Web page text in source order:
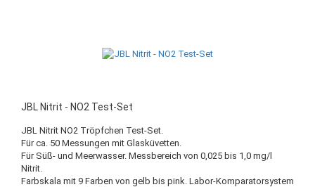
JBL Nitrit - NO2 Test-Set
JBL Nitrit NO2 Tröpfchen Test-Set.
Für ca. 50 Messungen mit Glasküvetten.
Für Süß- und Meerwasser. Messbereich von 0,025 bis 1,0 mg/l
Nitrit.
Farbskala mit 9 Farben von gelb bis pink. Labor-Komparatorsystem